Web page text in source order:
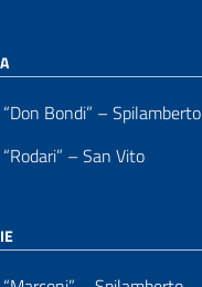
Bondi” – Spilamberto
– San Vito